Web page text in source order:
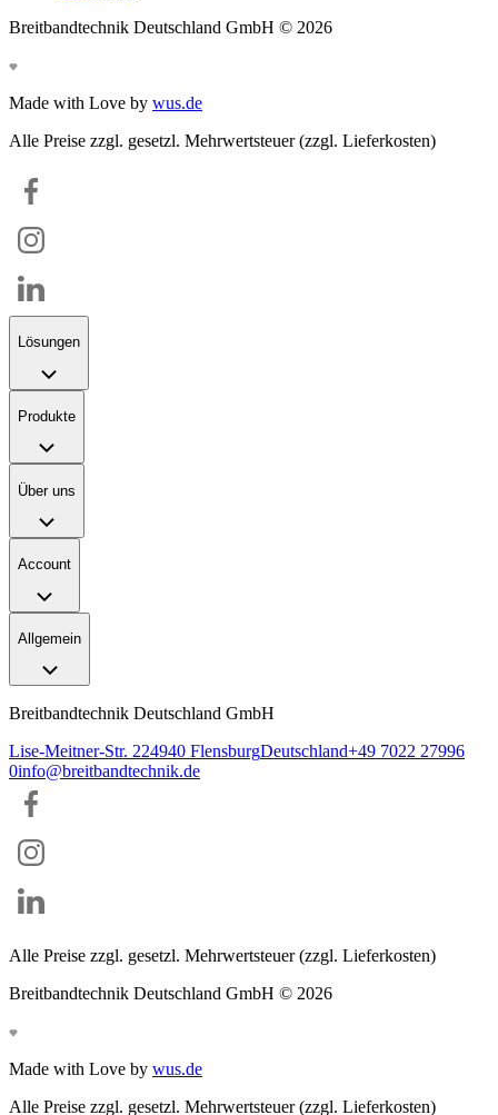
Breitbandtechnik Deutschland GmbH © 2026
Made with Love by wus.de
Alle Preise zzgl. gesetzl. Mehrwertsteuer (zzgl. Lieferkosten)
Lösungen
Produkte
Über uns
Account
Allgemein
Breitbandtechnik Deutschland GmbH
Lise-Meitner-Str. 224940 FlensburgDeutschland+49 7022 27996
0info@breitbandtechnik.de
Alle Preise zzgl. gesetzl. Mehrwertsteuer (zzgl. Lieferkosten)
Breitbandtechnik Deutschland GmbH © 2026
Made with Love by wus.de
Alle Preise zzgl. gesetzl. Mehrwertsteuer (zzgl. Lieferkosten)